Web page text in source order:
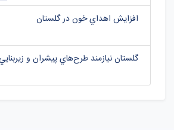
افزايش اهداي خون در گلستان
گلستان نيازمند طرح‌هاي پيشران و